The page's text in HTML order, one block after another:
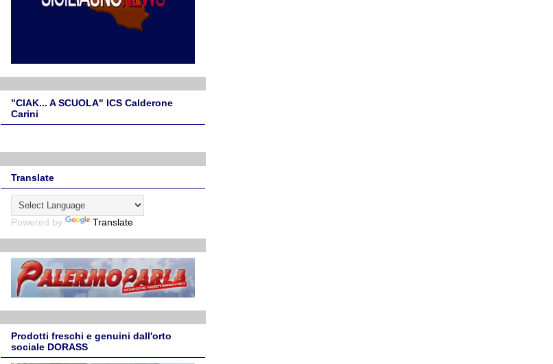
"CIAK... A SCUOLA" ICS Calderone
Carini
Translate
Powered by Translate
Prodotti freschi e genuini dall'orto
sociale DORASS